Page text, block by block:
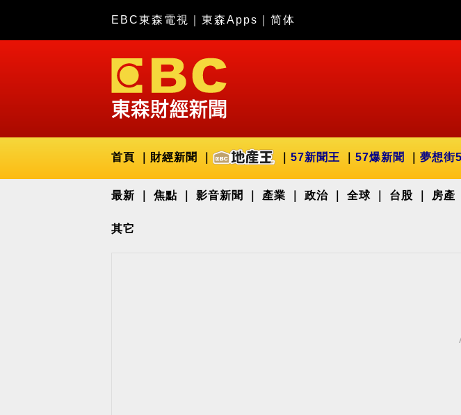
EBC東森電視 東森Apps 简体
首頁 財經新聞 57新聞王 57爆新聞 夢想街
最新 焦點 影音新聞 產業 政治 全球 台股 房產
其它